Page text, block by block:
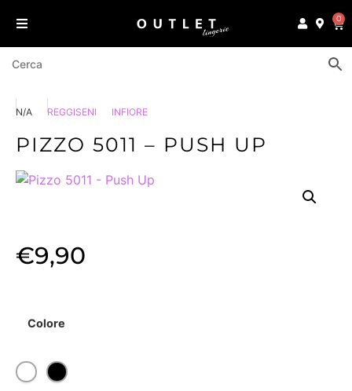
0
N/A REGGISENI INFIORE
PIZZO 5011 – PUSH UP
€9,90
Colore